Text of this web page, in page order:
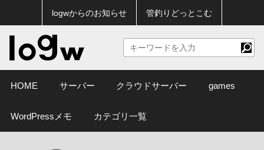
logwからのお知らせ 管釣りどっとこむ
HOME サーバー クラウドサーバー games
WordPressメモ カテゴリ一覧